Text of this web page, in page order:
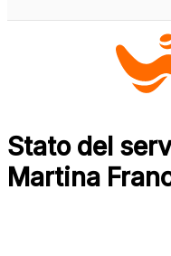
Stato del
Martina